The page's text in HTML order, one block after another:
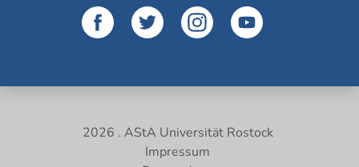
2026 . AStA Universität Rostock
Impressum